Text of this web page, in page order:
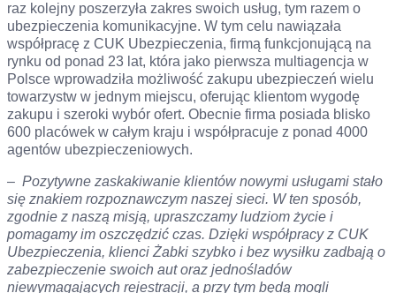
raz kolejny poszerzyła zakres swoich usług, tym razem o
ubezpieczenia komunikacyjne. W tym celu nawiązała
współpracę z CUK Ubezpieczenia, firmą funkcjonującą na
rynku od ponad 23 lat, która jako pierwsza multiagencja w
Polsce wprowadziła możliwość zakupu ubezpieczeń wielu
towarzystw w jednym miejscu, oferując klientom wygodę
zakupu i szeroki wybór ofert. Obecnie firma posiada blisko
600 placówek w całym kraju i współpracuje z ponad 4000
agentów ubezpieczeniowych.
– Pozytywne zaskakiwanie klientów nowymi usługami stało
się znakiem rozpoznawczym naszej sieci. W ten sposób,
zgodnie z naszą misją, upraszczamy ludziom życie i
pomagamy im oszczędzić czas. Dzięki współpracy z CUK
Ubezpieczenia, klienci Żabki szybko i bez wysiłku zadbają o
zabezpieczenie swoich aut oraz jednośladów
niewymagających rejestracji, a przy tym będą mogli